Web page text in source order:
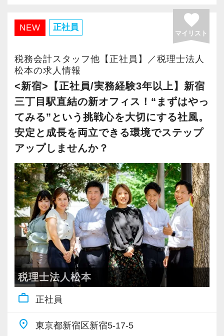
度一人で仕事をすることができるようになりま
す。
これまでも多くのインターン生が実践型インタ
ーン制度を使い、ステップアップを実現してき
た実績が当社にはあります！
実践型インターンを通して学校では絶対に学ぶ
ことができない知識と実務を徹底的に磨くこと
ができます。
ます。26卒のインターン生も入社予定です。
【各種社会保険完備、ユニークな手当制度あ
り】
社会保険等の一般的な福利厚生の他に、各種手
当も充実。
税務能力検定等の資格検定に合格するともらえ
る「合格手当」など、当社ならではの制度を設
けているので、ぜひ活用してください。
詳しくはこちら（リンク先：https://www.tokyo-
consulting.com/recruit/environment/benefits）
まったくの未経験者であれば、税務や会計に関
する座学や教養はOFF-JTで学びながら実務やお
客様対応についてはOJTで実践的に研修を実
施。
社内のロープレでお客様対応の練習ができるの
で、より堅実にステップアップすることができ
ます。
まずは簡単な入力業務から少しずつ仕事に慣れ
てもらい、できることを増やしながら徐々に担
当をお任せしていきます。
私たちが未経験者に求めるのは、謙虚さと素直
さです。
常に学ぶ姿勢を忘れず、謙虚に仕事に取り組ん
でくださる方を求めます。
わからないことがあれば、誰でも最初は初心者
なので、遠慮なく何でも聞いてください。
【こんな方を求めています】
・新しいことでも吸収して取り組んでいただけ
る人
・わからないことはわからないと素直に言える
おりますので、当社で将来の不安なく働いてみ
ませんか？
【渋谷の事務所はこんなオフィスです】
2021年6月にオープンしたオフィス。
新宿オフィスの精鋭スタッフが立ち上げメンバ
ーとして運営をスタートしました。
都心部ということもあり、IT系など最先端の技
術を取り扱うお客様が多いのが特徴です。
20代が中心となっており、専門学校が近くにあ
ることから資格取得に励むスタッフが多く活躍
しています。
若いメンバーが多く明るい雰囲気で、全員がや
る気に満ちあふれています。
自主性がある方には活躍できる舞台はいくらで
もご用意するので、この業界で何か成し遂げた
い目標がある方は、ぜひ当社の門を叩いてくだ
さい！
頼される税務のプロを目指せます】
さらに2022年12月には「柏オフィス」を開設
し、2025年には大阪オフィスを増床するなど、
事業拡大を続けています。
安定性抜群の環境で自己成長を実現できます。
社員の持つ「やる・やりたい」という気持ちを
大事にしているため、資格を持っていなくて
も、スピーディーなキャリアアップが可能で
す！
充実した実務重視のOJTで、安心して職務経験
と知識をゼロから身に付けられます！
税務・会計の経験と知識を磨きながらステップ
アップを目指しませんか？
【対象業種100種以上！節税・融資・税務調査に
強い税理士法人です】
創業以来17年連続増収増益、顧問先数2500以
上、全国6拠点で安定的に成長中です。
お客様に事務所までご来社いただく来所型サー
います。
NEW 正社員 favorite
マイリスト
税務会計スタッフ他【正社員】／税理士法人
松本の求人情報
<新宿>【正社員/実務経験3年以上】新宿
三丁目駅直結の新オフィス！“まずはやっ
てみる”という挑戦心を大切にする社風。
安定と成長を両立できる環境でステップ
アップしませんか？
税理士法人松本
work_outline 正社員
place 東京都新宿区新宿5-17-5